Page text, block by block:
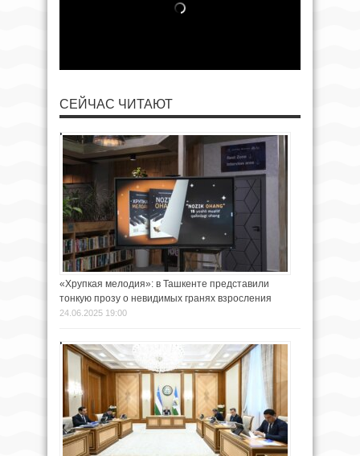
СЕЙЧАС ЧИТАЮТ
«Хрупкая мелодия»: в Ташкенте представили
тонкую прозу о невидимых гранях взросления
24.06.2025 19:00